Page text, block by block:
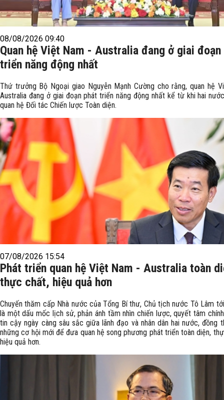
08/08/2026 09:40
Quan hệ Việt Nam - Australia đang ở giai
triển năng động nhất
Thứ trưởng Bộ Ngoại giao Nguyễn Mạnh Cường cho rằng, quan hệ
Australia đang ở giai đoạn phát triển năng động nhất kể từ khi hai
quan hệ Đối tác Chiến lược Toàn diện.
07/08/2026 15:54
Phát triển quan hệ Việt Nam - Australia toàn
thực chất, hiệu quả hơn
Chuyến thăm cấp Nhà nước của Tổng Bí thư, Chủ tịch nước Tô Lâm
là một dấu mốc lịch sử, phản ánh tầm nhìn chiến lược, quyết tâm
tin cậy ngày càng sâu sắc giữa lãnh đạo và nhân dân hai nước, đồng
những cơ hội mới để đưa quan hệ song phương phát triển toàn diện,
hiệu quả hơn.